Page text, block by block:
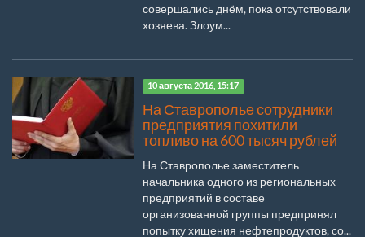
совершались днём, пока отсутствовали
хозяева. Злоум...
10 августа 2016, 15:17
На Ставрополье сотрудники
предприятия похитили
топливо на 600 тысяч рублей
На Ставрополье заместитель
начальника одного из региональных
предприятий в составе
организованной группы предпринял
попытку хищения нефтепродуктов, со...